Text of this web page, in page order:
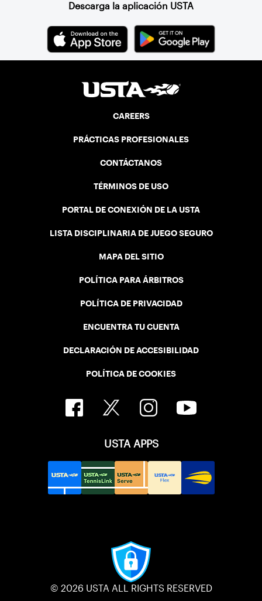
Descarga la aplicación USTA
CAREERS
PRÁCTICAS PROFESIONALES
CONTÁCTANOS
TÉRMINOS DE USO
PORTAL DE CONEXIÓN DE LA USTA
LISTA DISCIPLINARIA DE JUEGO SEGURO
MAPA DEL SITIO
POLÍTICA PARA ÁRBITROS
POLÍTICA DE PRIVACIDAD
ENCUENTRA TU CUENTA
DECLARACIÓN DE ACCESIBILIDAD
POLÍTICA DE COOKIES
USTA APPS
© 2026 USTA ALL RIGHTS RESERVED